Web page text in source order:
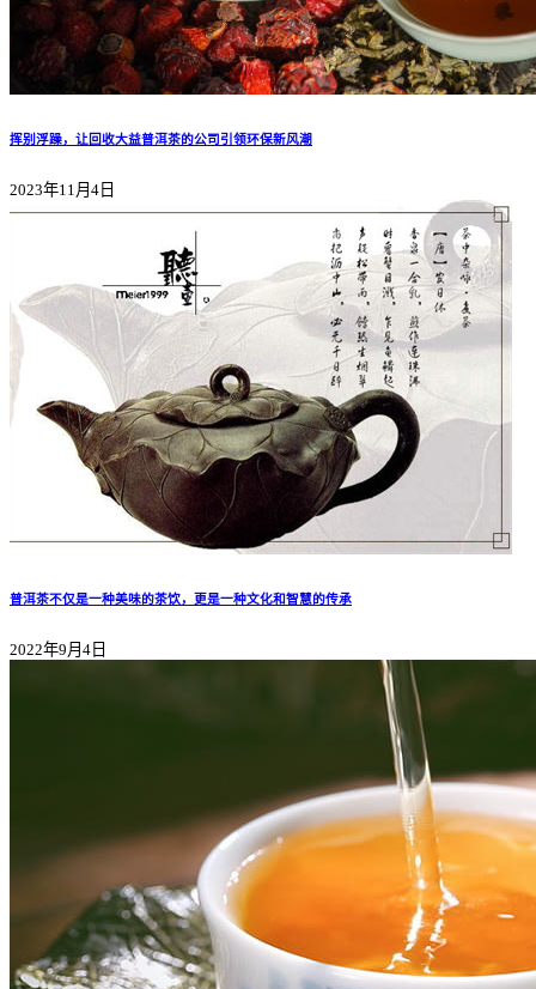
挥别浮躁，让回收大益普洱茶的公司引领环保新风潮
2023年11月4日
普洱茶不仅是一种美味的茶饮，更是一种文化和智慧的传承
2022年9月4日